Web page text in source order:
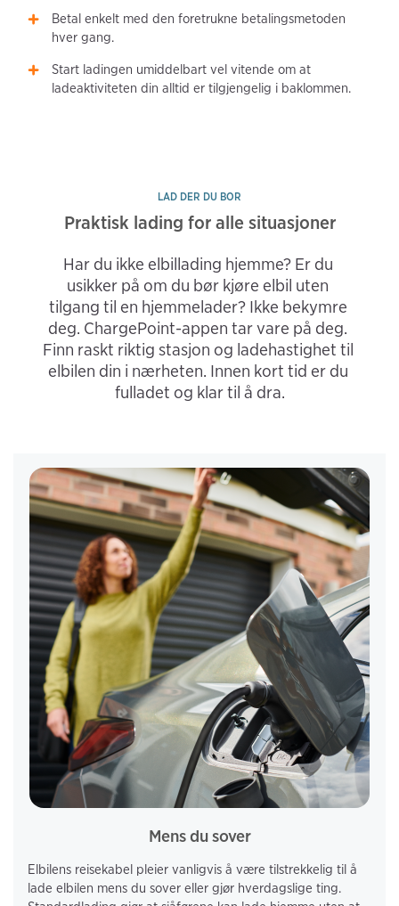
Betal enkelt med den foretrukne betalingsmetoden
hver gang.
Start ladingen umiddelbart vel vitende om at
ladeaktiviteten din alltid er tilgjengelig i baklommen.
LAD DER DU BOR
Praktisk lading for alle situasjoner
Har du ikke elbillading hjemme? Er du
usikker på om du bør kjøre elbil uten
tilgang til en hjemmelader? Ikke bekymre
deg. ChargePoint-appen tar vare på deg.
Finn raskt riktig stasjon og ladehastighet til
elbilen din i nærheten. Innen kort tid er du
fulladet og klar til å dra.
Mens du sover
Elbilens reisekabel pleier vanligvis å være tilstrekkelig til å
lade elbilen mens du sover eller gjør hverdagslige ting.